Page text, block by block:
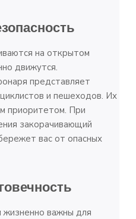
на открытом
движутся.
представляет
и пешеходов. Их
приоритетом. При
закорачивающий
вас от опасных
жизненно важны для